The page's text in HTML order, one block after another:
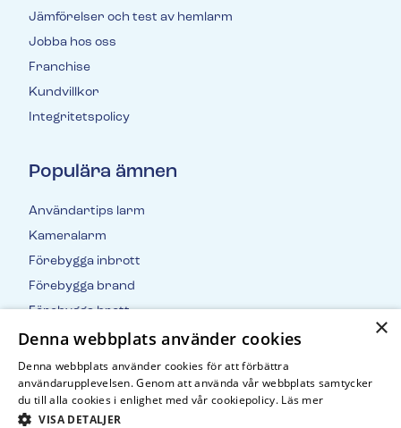
Jämförelser och test av hemlarm
Jobba hos oss
Franchise
Kundvillkor
Integritetspolicy
Populära ämnen
Användartips larm
Kameralarm
Förebygga inbrott
Förebygga brand
Förebygga brott
Inbrottsstatistik
×
Denna webbplats använder cookies
Denna webbplats använder cookies för att förbättra
användarupplevelsen. Genom att använda vår webbplats samtycker
du till alla cookies i enlighet med vår cookiepolicy. Läs mer
VISA DETALJER